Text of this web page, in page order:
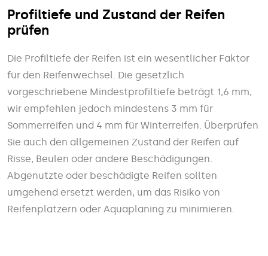
Profiltiefe und Zustand der Reifen
prüfen
Die Profiltiefe der Reifen ist ein wesentlicher Faktor
für den Reifenwechsel. Die gesetzlich
vorgeschriebene Mindestprofiltiefe beträgt 1,6 mm,
wir empfehlen jedoch mindestens 3 mm für
Sommerreifen und 4 mm für Winterreifen. Überprüfen
Sie auch den allgemeinen Zustand der Reifen auf
Risse, Beulen oder andere Beschädigungen.
Abgenutzte oder beschädigte Reifen sollten
umgehend ersetzt werden, um das Risiko von
Reifenplatzern oder Aquaplaning zu minimieren.